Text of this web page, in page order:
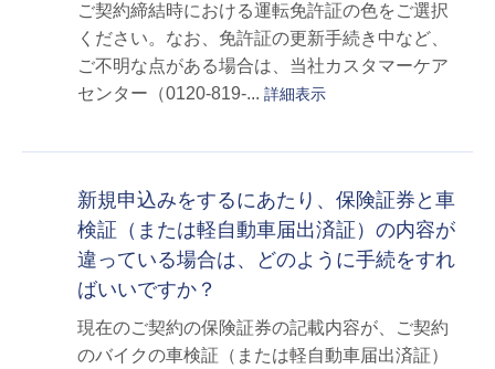
ご契約締結時における運転免許証の色をご選択
ください。なお、免許証の更新手続き中など、
ご不明な点がある場合は、当社カスタマーケア
センター（0120-819-... 詳細表示
新規申込みをするにあたり、保険証券と車
検証（または軽自動車届出済証）の内容が
違っている場合は、どのように手続をすれ
ばいいですか？
現在のご契約の保険証券の記載内容が、ご契約
のバイクの車検証（または軽自動車届出済証）